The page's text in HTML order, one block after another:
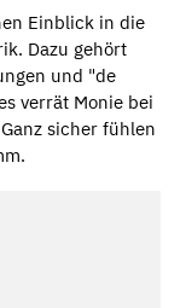
Einblick in die
Dazu gehört
und "de
verrät Monie bei
sicher fühlen